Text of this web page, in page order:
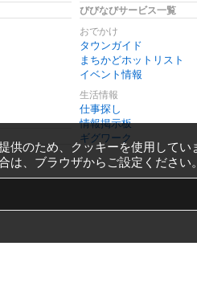
びびなびサービス一覧
おでかけ
タウンガイド
まちかどホットリスト
イベント情報
生活情報
仕事探し
情報掲示板
ギグワーク
供のため、クッキーを使用してい
は、ブラウザからご設定ください。